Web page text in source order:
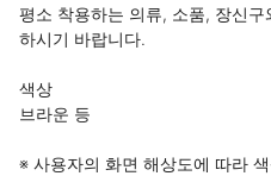
평소 착용하는 의류, 소품, 장신
하시기 바랍니다.
색상
브라운 등
※ 사용자의 화면 해상도에 따라